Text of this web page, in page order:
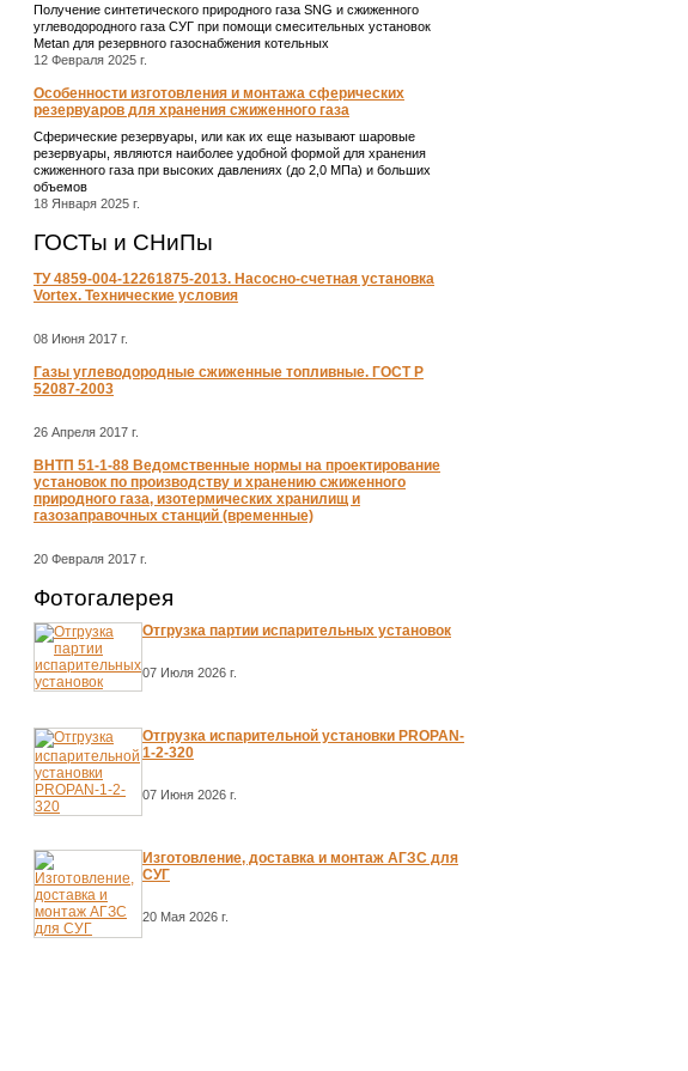
Получение синтетического природного газа SNG и сжиженного
углеводородного газа СУГ при помощи смесительных установок
Metan для резервного газоснабжения котельных
12 Февраля 2025 г.
Особенности изготовления и монтажа сферических
резервуаров для хранения сжиженного газа
Сферические резервуары, или как их еще называют шаровые
резервуары, являются наиболее удобной формой для хранения
сжиженного газа при высоких давлениях (до 2,0 МПа) и больших
объемов
18 Января 2025 г.
ГОСТы и СНиПы
ТУ 4859-004-12261875-2013. Насосно-счетная установка
Vortex. Технические условия
08 Июня 2017 г.
Газы углеводородные сжиженные топливные. ГОСТ Р
52087-2003
26 Апреля 2017 г.
ВНТП 51-1-88 Ведомственные нормы на проектирование
установок по производству и хранению сжиженного
природного газа, изотермических хранилищ и
газозаправочных станций (временные)
20 Февраля 2017 г.
Фотогалерея
Отгрузка партии испарительных установок
07 Июля 2026 г.
Отгрузка испарительной установки PROPAN-
1-2-320
07 Июня 2026 г.
Изготовление, доставка и монтаж АГЗС для
СУГ
20 Мая 2026 г.